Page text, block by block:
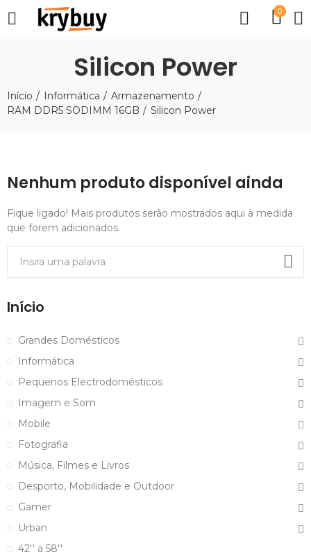
0
Silicon Power
Início Informática
Armazenamento
RAM DDR5 SODIMM 16GB
Silicon Power
Nenhum produto disponível ainda
Fique ligado! Mais produtos serão mostrados aqui à medida
que forem adicionados.
Início
Grandes Domésticos
Informática
Pequenos Electrodomésticos
Imagem e Som
Mobile
Fotografia
Música, Filmes e Livros
Desporto, Mobilidade e Outdoor
Gamer
Urban
42'' a 58''